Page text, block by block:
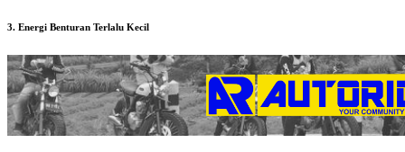
3. Energi Benturan Terlalu Kecil